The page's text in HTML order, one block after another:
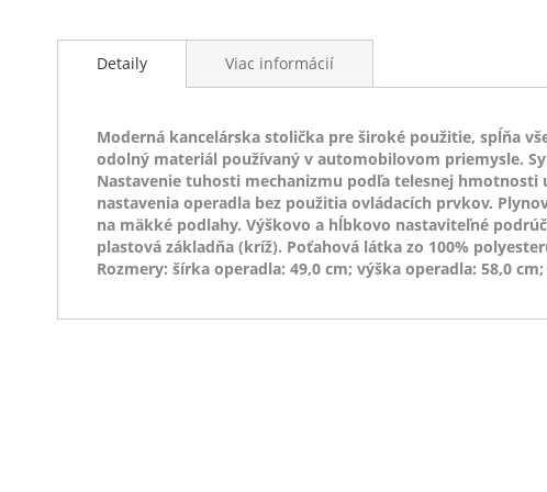
Detaily
Moderná kancelárska stolička pre široké použitie, spĺňa
odolný materiál používaný v automobilovom priemysle.
Nastavenie tuhosti mechanizmu podľa telesnej
nastavenia operadla bez použitia ovládacích prvkov.
na mäkké podlahy. Výškovo a hĺbkovo nastaviteľné
plastová základňa (kríž). Poťahová látka zo 100%
Rozmery: šírka operadla: 49,0 cm; výška operadla: 58,0
Viac informácií